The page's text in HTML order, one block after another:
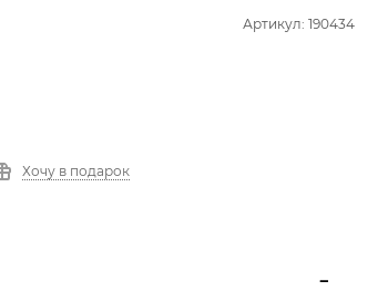
Артикул: 190434
Хочу в подарок